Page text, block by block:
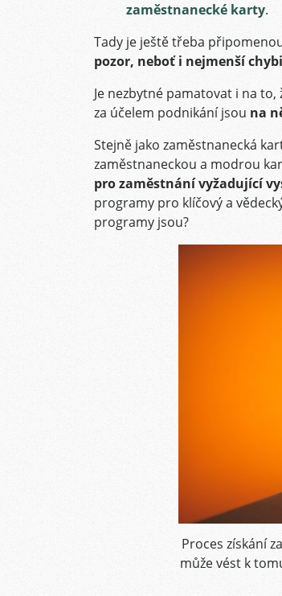
zaměstnanecké karty.
Tady je ještě třeba
pozor, neboť i nejmenší
Je nezbytné pamatovat i na
za účelem podnikání jsou na
Stejně jako zaměstnanecká
zaměstnaneckou a modrou
pro zaměstnání vyžadující
programy pro klíčový a
programy jsou?
Proces získání
může vést k